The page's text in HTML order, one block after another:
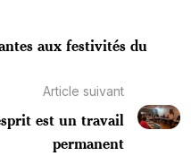
aux festivités du
Article suivant
est un travail
permanent